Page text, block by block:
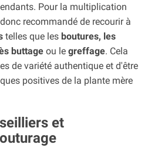
Pour la multiplication
recommandé de recourir à
telles que les boutures, les
buttageou le greffage. Cela
de variété authentique et d'être
positives de la plante mère
et